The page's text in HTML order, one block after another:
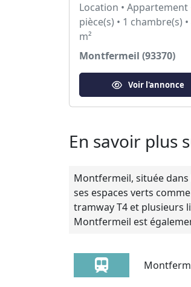
Location • Appartement
pièce(s) • 1 chambre(s) •
m²
Montfermeil (93370)
Voir l'annonce
En savoir plus
Montfermeil, située dans
ses espaces verts
tramway T4 et plusieurs
Montfermeil est